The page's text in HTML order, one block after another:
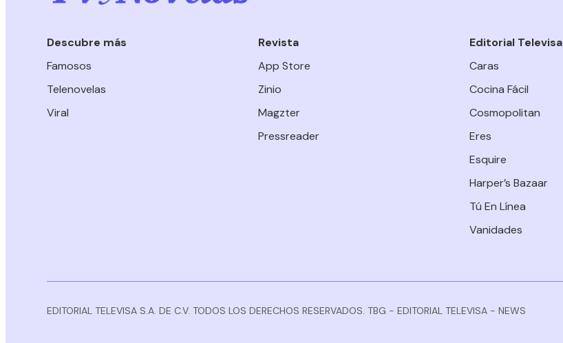
Descubre más
Famosos
Telenovelas
Viral
Revista
App Store
Zinio
Magzter
Pressreader
Editorial Televisa
Caras
Cocina Fácil
Cosmopolitan
Eres
Esquire
Harper’s Bazaar
Tú En Línea
Vanidades
EDITORIAL TELEVISA S.A. DE C.V. TODOS LOS DERECHOS RESERVADOS. TBG - EDITORIAL TELEVISA - NEWS